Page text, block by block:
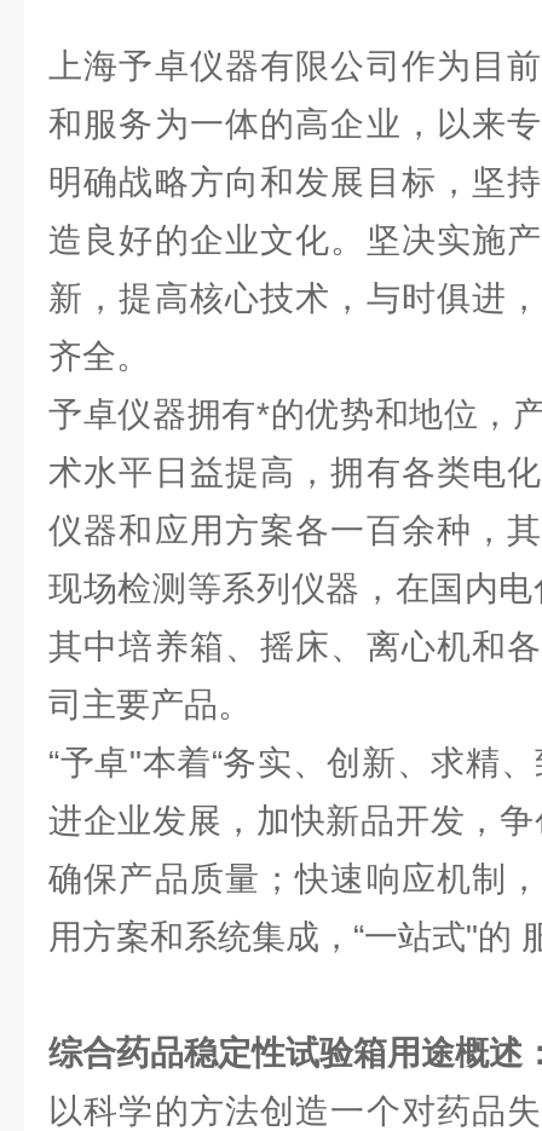
上海予卓仪器有限公司作为目
和服务为一体的高企业，以来
明确战略方向和发展目标，坚
造良好的企业文化。坚决实施
新，提高核心技术，与时俱进
齐全。
予卓仪器拥有*的优势和地位，
术水平日益提高，拥有各类电
仪器和应用方案各一百余种，
现场检测等系列仪器，在国内
其中培养箱、摇床、离心机和
司主要产品。
“予卓"本着“务实、创新、求精
进企业发展，加快新品开发，
确保产品质量；快速响应机制
用方案和系统集成，“一站式"的
综合药品稳定性试验箱用途概述
以科学的方法创造一个对药品